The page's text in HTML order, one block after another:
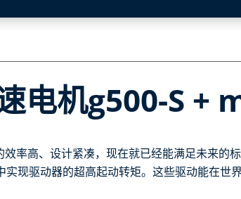
电机g500-S +
效率高、设计紧凑，现在就已经能满足未来的
实现驱动器的超高起动转矩。这些驱动能在世